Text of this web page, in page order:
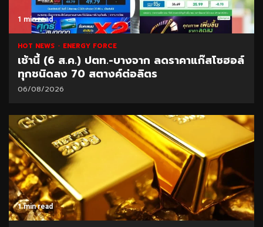
1 min read
HOT NEWS ENERGY FORCE
เช้านี้ (6 ส.ค.) ปตท.-บางจาก ลดราคาแก๊สโซฮอล์
ทุกชนิดลง 70 สตางค์ต่อลิตร
06/08/2026
1 min read